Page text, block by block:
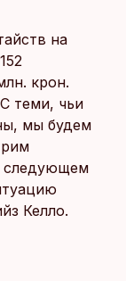
на
крон.
теми, чьи
мы будем
следующем
Келло.